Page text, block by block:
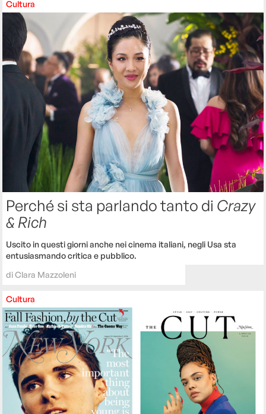
Cultura
Perché si sta parlando tanto di Crazy
& Rich
Uscito in questi giorni anche nei cinema italiani, negli Usa sta
entusiasmando critica e pubblico.
diClara Mazzoleni
Cultura